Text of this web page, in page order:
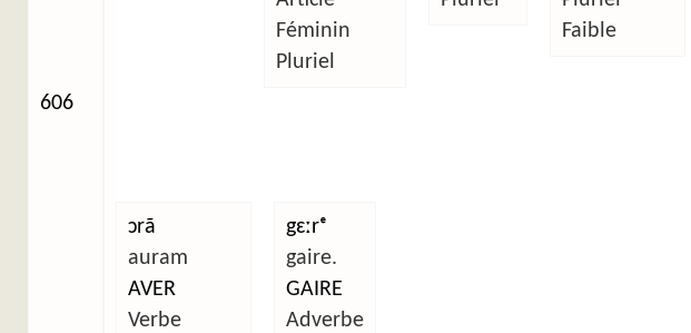
606
Féminin
Pluriel
Faible
ɔrã
auram
AVER
Verbe
gɛːrᵉ
gaire.
GAIRE
Adverbe